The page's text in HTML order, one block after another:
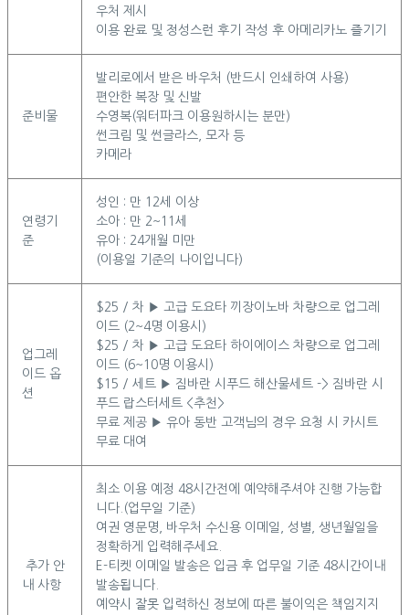
우처 제시
이용 완료 및 정성스런 후기 작성 후 아메리카노 즐기기
준비물
발리로에서 받은 바우처 (반드시 인쇄하여 사용)
편안한 복장 및 신발
수영복(워터파크 이용원하시는 분만)
썬크림 및 썬글라스, 모자 등
카메라
연령기
준
성인 : 만 12세 이상
소아 : 만 2~11세
유아 : 24개월 미만
(이용일 기준의 나이입니다)
업그레
이드 옵
션
$25 / 차 ▶ 고급 도요타 끼장이노바 차량으로 업그레
이드 (2~4명 이용시)
$25 / 차 ▶ 고급 도요타 하이에이스 차량으로 업그레
이드 (6~10명 이용시)
$15 / 세트 ▶ 짐바란 시푸드 해산물세트 -> 짐바란 시
푸드 랍스터세트 <추천>
무료 제공 ▶ 유아 동반 고객님의 경우 요청 시 카시트
무료 대여
추가 안
내 사항
최소 이용 예정 48시간전에 예약해주셔야 진행 가능합
니다.(업무일 기준)
여권 영문명, 바우처 수신용 이메일, 성별, 생년월일을
정확하게 입력해주세요.
E-티켓 이메일 발송은 입금 후 업무일 기준 48시간이내
발송됩니다.
예약시 잘못 입력하신 정보에 따른 불이익은 책임지지